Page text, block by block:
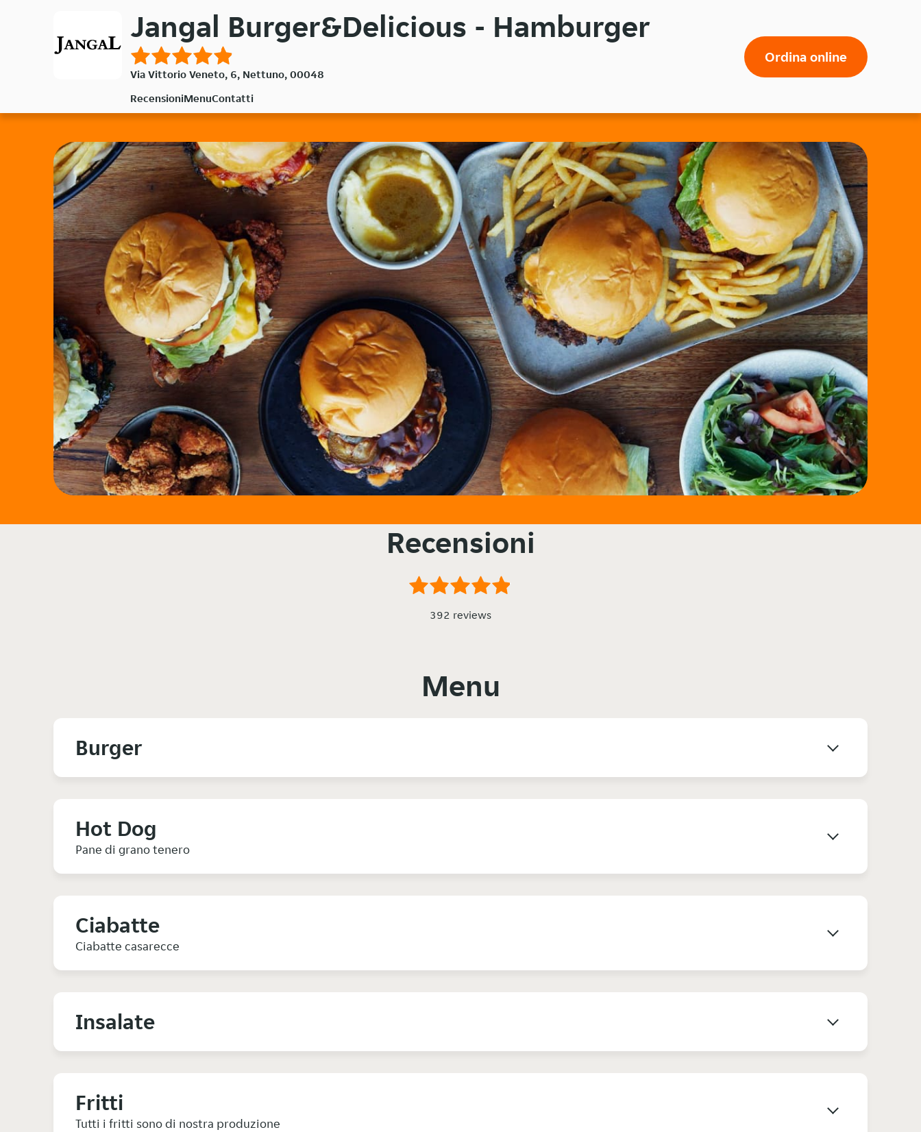
Jangal Burger&Delicious - Hamburger
Via Vittorio Veneto, 6, Nettuno, 00048
Ordina online
RecensioniMenuContatti
Recensioni
392 reviews
Menu
Burger
Hot Dog
Pane di grano tenero
Ciabatte
Ciabatte casarecce
Insalate
Fritti
Tutti i fritti sono di nostra produzione